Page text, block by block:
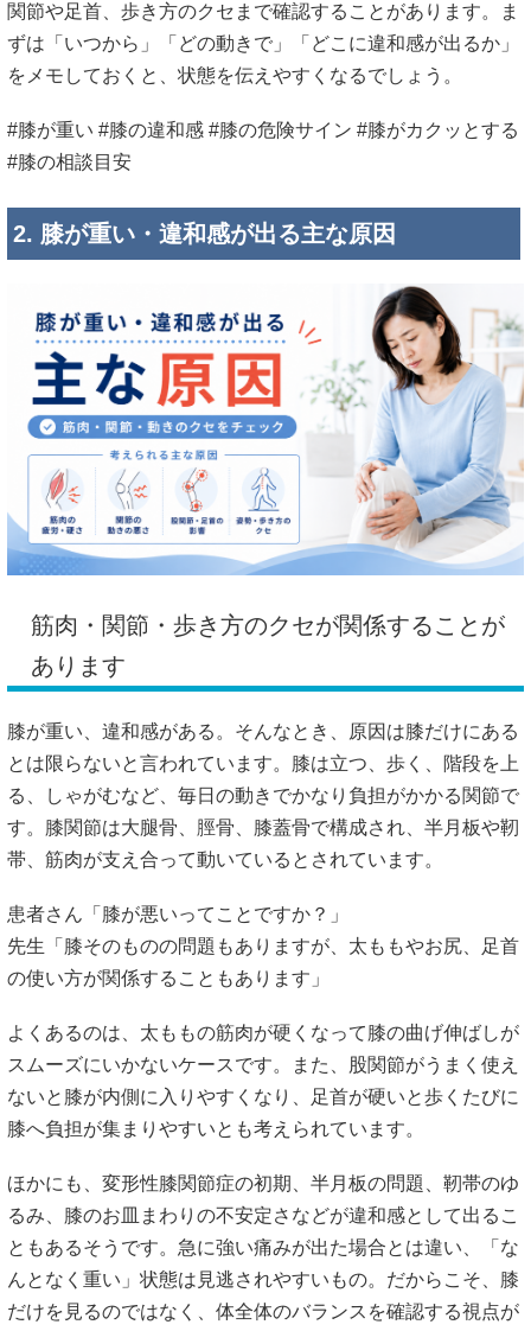
関節や足首、歩き方のクセまで確認することがあります。ま
ずは「いつから」「どの動きで」「どこに違和感が出るか」
をメモしておくと、状態を伝えやすくなるでしょう。
#膝が重い #膝の違和感 #膝の危険サイン #膝がカクッとする
#膝の相談目安
2. 膝が重い・違和感が出る主な原因
筋肉・関節・歩き方のクセが関係することが
あります
膝が重い、違和感がある。そんなとき、原因は膝だけにある
とは限らないと言われています。膝は立つ、歩く、階段を上
る、しゃがむなど、毎日の動きでかなり負担がかかる関節で
す。膝関節は大腿骨、脛骨、膝蓋骨で構成され、半月板や靭
帯、筋肉が支え合って動いているとされています。
患者さん「膝が悪いってことですか？」
先生「膝そのものの問題もありますが、太ももやお尻、足首
の使い方が関係することもあります」
よくあるのは、太ももの筋肉が硬くなって膝の曲げ伸ばしが
スムーズにいかないケースです。また、股関節がうまく使え
ないと膝が内側に入りやすくなり、足首が硬いと歩くたびに
膝へ負担が集まりやすいとも考えられています。
ほかにも、変形性膝関節症の初期、半月板の問題、靭帯のゆ
るみ、膝のお皿まわりの不安定さなどが違和感として出るこ
ともあるそうです。急に強い痛みが出た場合とは違い、「な
んとなく重い」状態は見逃されやすいもの。だからこそ、膝
だけを見るのではなく、体全体のバランスを確認する視点が